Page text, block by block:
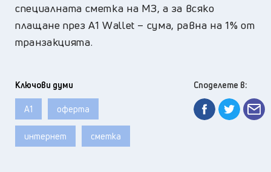
специалната сметка на МЗ, а за всяко
плащане през A1 Wallet – сума, равна на 1% от
транзакцията.
Ключови думи
А1 оферта
интернет сметка
Споделете в: